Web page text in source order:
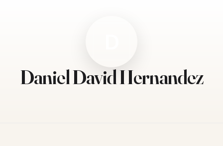
Daniel David Hernandez